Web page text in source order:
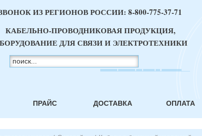
ИЗ РЕГИОНОВ РОССИИ: 8-800-775-37-71
КАБЕЛЬНО-ПРОВОДНИКОВАЯ ПРОДУКЦИЯ,
ДЛЯ СВЯЗИ И ЭЛЕКТРОТЕХНИКИ
ПРАЙС ДОСТАВКА ОПЛАТА